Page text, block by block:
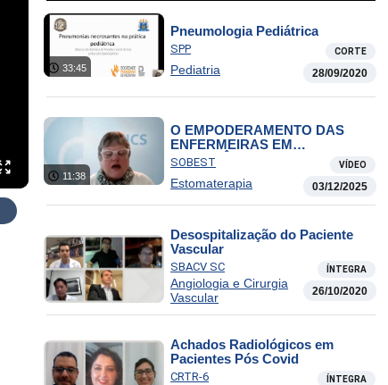
33:45
Pneumologia Pediátrica
SPP CORTE
Pediatria 28/09/2020
11:38
O EMPODERAMENTO DAS
ENFERMEIRAS EM
CONTINÊNCIA
SOBEST VÍDEO
Estomaterapia 03/12/2025
Desospitalização do Paciente
Vascular
SBACV SC ÍNTEGRA
Angiologia e Cirurgia
Vascular
26/10/2020
Achados Radiológicos em
Pacientes Pós Covid
CRTR-6 ÍNTEGRA